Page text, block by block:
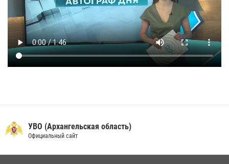
УВО (Архангельская область)
Официальный сайт